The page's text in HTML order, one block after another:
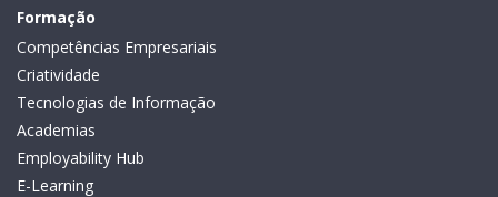
Formação
Competências Empresariais
Criatividade
Tecnologias de Informação
Academias
Employability Hub
E-Learning